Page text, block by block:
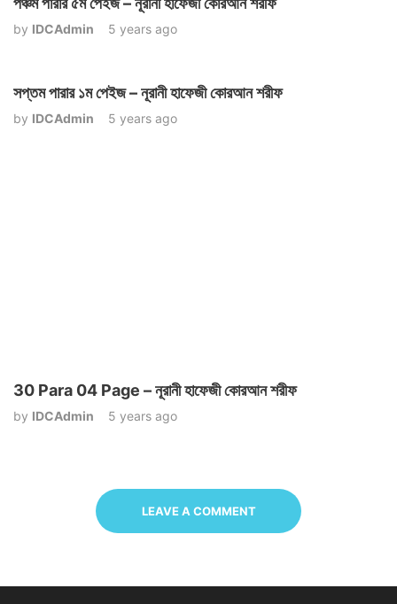
by IDCAdmin 5 years ago
সপ্তম পারার ১ম পেইজ – নূরানী হাফেজী কোরআন শরীফ
by IDCAdmin 5 years ago
30 Para 04 Page – নূরানী হাফেজী কোরআন শরীফ
by IDCAdmin 5 years ago
LEAVE A COMMENT